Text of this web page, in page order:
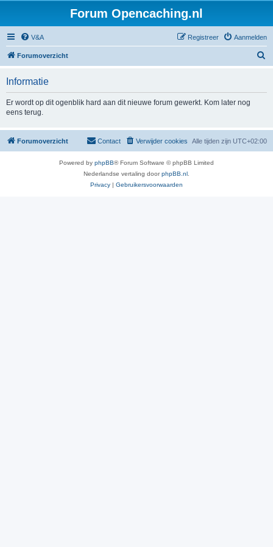
Forum Opencaching.nl
V&A Aanmelden
Registreer
Forumoverzicht
Informatie
Er wordt op dit ogenblik hard aan dit nieuwe forum gewerkt. Kom later nog
eens terug.
Forumoverzicht Alle tijden zijn UTC+02:00
Verwijder cookies
Contact
Powered by phpBB® Forum Software © phpBB Limited
Nederlandse vertaling doorphpBB.nl
Privacy | Gebruikersvoorwaarden